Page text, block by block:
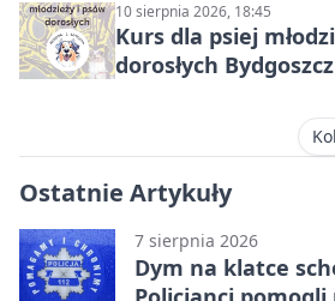
10 sierpnia 2026, 18:45
Kurs dla psiej
dorosłych
Ostatnie Artykuły
7 sierpnia 2026
Dym na klatce